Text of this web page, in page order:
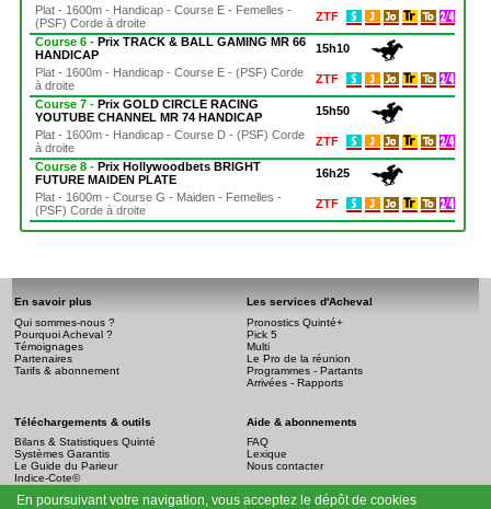
Plat - 1600m - Handicap - Course E - Femelles -
(PSF) Corde à droite
ZTF
Course 6 -Prix TRACK & BALL GAMING MR 66
HANDICAP
15h10
Plat - 1600m - Handicap - Course E - (PSF) Corde
à droite
ZTF
Course 7 -Prix GOLD CIRCLE RACING
YOUTUBE CHANNEL MR 74 HANDICAP
15h50
Plat - 1600m - Handicap - Course D - (PSF) Corde
à droite
ZTF
Course 8 -Prix Hollywoodbets BRIGHT
FUTURE MAIDEN PLATE
16h25
Plat - 1600m - Course G - Maiden - Femelles -
(PSF) Corde à droite
ZTF
En savoir plus
Qui sommes-nous ?
Pourquoi Acheval ?
Témoignages
Partenaires
Tarifs & abonnement
Les services d'Acheval
Pronostics Quinté+
Pick 5
Multi
Le Pro de la réunion
Programmes - Partants
Arrivées - Rapports
Téléchargements & outils
Bilans & Statistiques Quinté
Systèmes Garantis
Le Guide du Parieur
Indice-Cote©
Aide & abonnements
FAQ
Lexique
Nous contacter
Infos légales
En poursuivant votre navigation, vous acceptez le dépôt de cookies